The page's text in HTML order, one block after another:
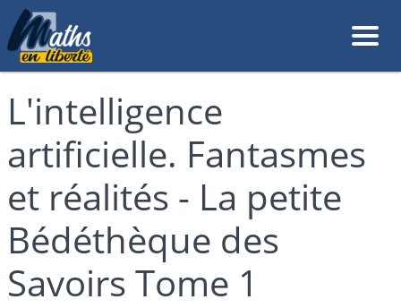
L'intelligence
artificielle. Fantasmes
et réalités - La petite
Bédéthèque des
Savoirs Tome 1